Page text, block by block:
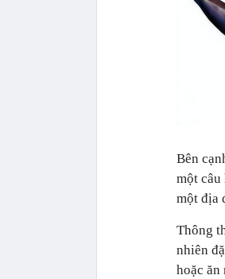
Bên
một câu
một địa
Thông
nhiên
hoặc ăn